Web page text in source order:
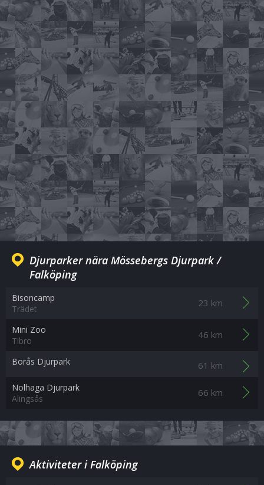
Djurparker nära Mössebergs Djurpark /
Falköping
Bisoncamp
Trädet
23 km
Mini Zoo
Tibro
46 km
Borås Djurpark 61 km
Nolhaga Djurpark
Alingsås
66 km
Aktiviteter i Falköping